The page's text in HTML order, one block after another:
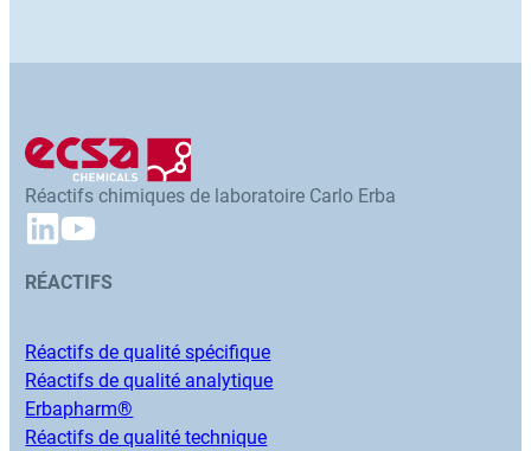
Réactifs chimiques de laboratoire Carlo Erba
RÉACTIFS
Réactifs de qualité spécifique
Réactifs de qualité analytique
Erbapharm®
Réactifs de qualité technique